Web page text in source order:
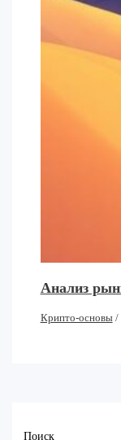
Анализ
Крипто-основы/
Поиск